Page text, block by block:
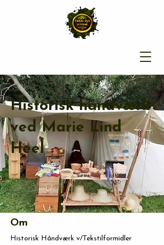
Historisk håndværk
ved Marie Lind
Heel
Om
Historisk Håndværk v/Tekstilformidler